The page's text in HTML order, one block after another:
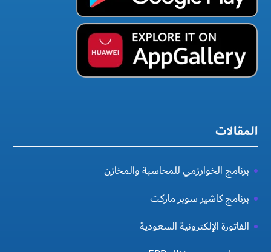
المقالات
برنامج الخوارزمي للمحاسبة والمخازن
برنامج كاشير سوبر ماركت
الفاتورة الإلكترونية السعودية